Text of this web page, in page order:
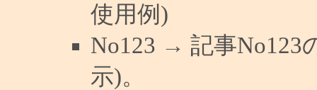
使用例)
No123 → 記事No123
示)。